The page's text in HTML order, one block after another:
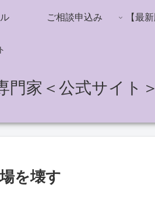
門家＜公式サイト＞
ご相談申込み
を壊す